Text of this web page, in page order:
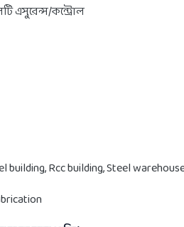
এসুরেন্স/কন্ট্রোল
building, Rcc building, Steel